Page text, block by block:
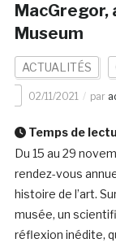
Museum
ACTUALITÉS
02/11/2021 par
Temps de
Du 15 au 29
rendez-vous
histoire de l’art.
musée, un
réflexion inédite,